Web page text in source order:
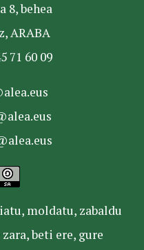
8, behea
ARABA
71 60 09
moldatu, zabaldu
beti ere, gure